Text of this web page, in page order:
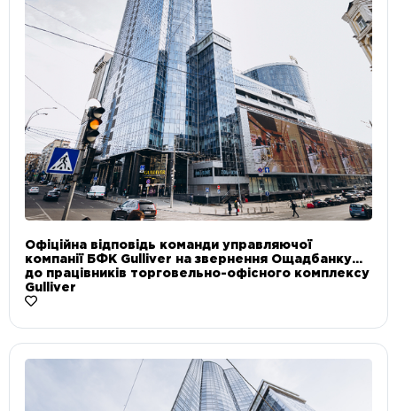
Офіційна відповідь команди управляючої
компанії БФК Gulliver на звернення Ощадбанку
до працівників торговельно-офісного комплексу
Gulliver